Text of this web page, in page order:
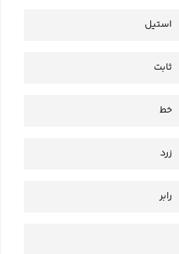
استیل
ثابت
خط
زرد
رابر